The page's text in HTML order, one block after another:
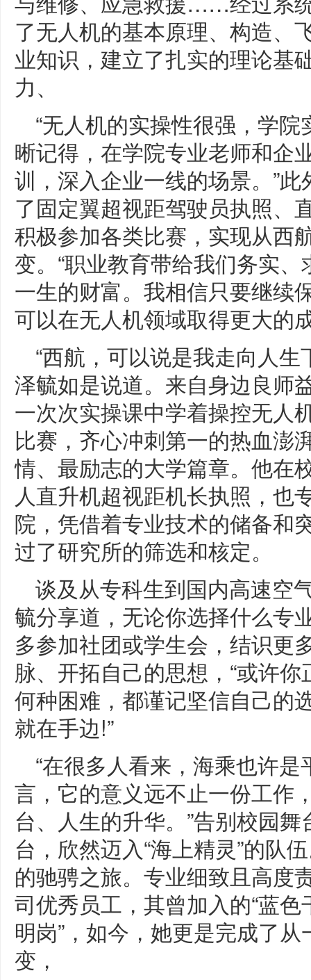
了无人机的基本原理、构造、
业知识，建立了扎实的理论基
力、
“无人机的实操性很强，学
晰记得，在学院专业老师和企
训，深入企业一线的场景。”
了固定翼超视距驾驶员执照、
积极参加各类比赛，实现从西
变。“职业教育带给我们务实
一生的财富。我相信只要继续
可以在无人机领域取得更大的
“西航，可以说是我走向人
泽毓如是说道。来自身边良师
一次次实操课中学着操控无人
比赛，齐心冲刺第一的热血
情、最励志的大学篇章。他在
人直升机超视距机长执照，也
院，凭借着专业技术的储备和
过了研究所的筛选和核定。
谈及从专科生到国内高速空
毓分享道，无论你选择什么专
多参加社团或学生会，结识更
脉、开拓自己的思想，“或许
何种困难，都谨记坚信自己的
就在手边!”
“在很多人看来，海乘也许
言，它的意义远不止一份工作
台、人生的升华。”告别校园
台，欣然迈入“海上精灵”的队
的驰骋之旅。专业细致且高度
司优秀员工，其曾加入的“蓝
明岗”，如今，她更是完成了
变，